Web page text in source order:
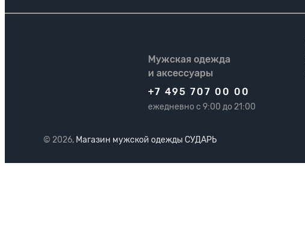
Мужская одежда
и аксессуары
+7 495 707 00 00
ежедневно с 9:00 до 21:00
© 2026, Магазин мужской одежды СУДАРЬ